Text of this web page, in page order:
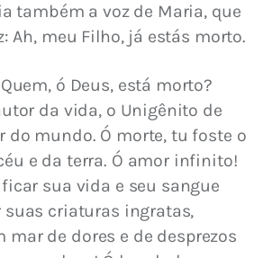
também a voz de Maria, que
Ah, meu Filho, já estás morto.
ó Deus, está morto?
da vida, o Unigênito de
do mundo. Ó morte, tu foste o
e da terra. Ó amor infinito!
sua vida e seu sangue
suas criaturas ingratas,
mar de dores e de desprezos